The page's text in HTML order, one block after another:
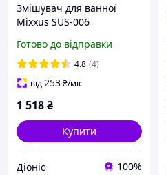
Змішувач для ванної
Mixxus SUS-006
Готово до відправки
4.8 (4)
від253₴/міс
1 518₴
Купити
Діоніс 100%